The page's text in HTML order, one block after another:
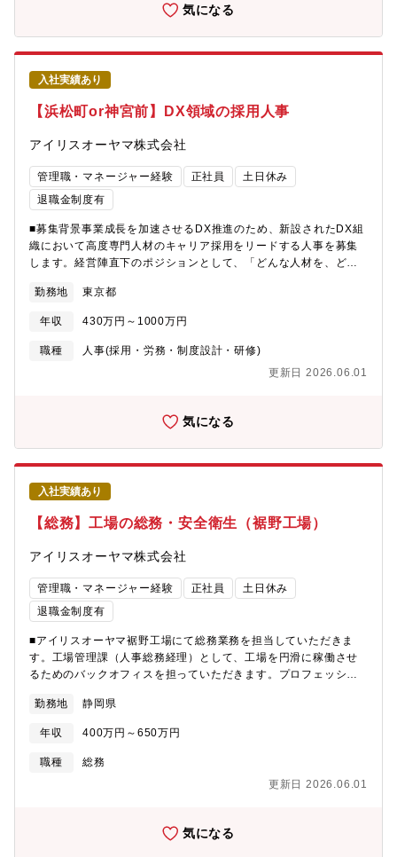
を飼ってらっしゃる方・自分のアイデアを具現化したい方・好奇
心を持ち、新しい分野に目標を持ちチャレンジできる方・量産品
に携わることに喜びを感じられる方（多くの人に使われるものを
作ること）
気になる
入社実績あり
【浜松町or神宮前】DX領域の採用人事
アイリスオーヤマ株式会社
管理職・マネージャー経験 正社員
土日休み
退職金制度有
■募集背景事業成長を加速させるDX推進のため、新設されたDX組
織において高度専門人材のキャリア採用をリードする人事を募集
します。経営陣直下のポジションとして、「どんな人材を、どの
一気通貫で担っていただきます。■ポジションのミッションDX領
域における要人材の獲得を通じて、アイリスオーヤマの次世代事
業・組織づくりを推進すること。単なるオペレーションではな
く、「事業・経営視点を持った“攻めの採用人事”」としてご活躍い
をお任せします。・DX領域における採用戦略・採用計画の立案・
定義・求人票作成・エージェントマネジメント・書類選考・面接
対応・経営陣・部門責任者との採用方針すり合わせ※ ご経験・志
向に応じて、採用プロセス改善やブランディング施策にも携われ
ます。■採用対象職種データサイエンティストデータアナリストデ
ータエンジニアDXコンサルタントビジネスプロデューサー■この
ポジションの魅力・経営陣直下で裁量をもって採用をリード・DX
という成長領域の一人目～中核人事としての経験・採用戦略から
実行まで一貫して関われる・大手企業の基盤 × ベンチャー的スピ
ード感・「人で事業をつくる」手応えを実感できるポジション
勤務地 東京都
年収 430万円～1000万円
職種
人事(採用・労務・制度設計・研修)
更新日 2026.06.01
気になる
入社実績あり
【総務】工場の総務・安全衛生（裾野工場）
アイリスオーヤマ株式会社
管理職・マネージャー経験 正社員
土日休み
退職金制度有
■アイリスオーヤマ裾野工場にて総務業務を担当していただきま
す。工場管理課（人事総務経理）として、工場を円滑に稼働させ
るためのバックオフィスを担っていただきます。プロフェッショ
衛生管理・固定資産・備品、消耗品などの管理・産業廃棄物の管
理・保安防災業務・社内外の慶弔業務・従業員の健康管理・官公
庁/地域との渉外など■ポジションについて飲料工場として2023年
より立ち上がった新しい工場です。総務業務だけにとどまらず、
勤務地 静岡県
年収 400万円～650万円
職種
総務
更新日 2026.06.01
気になる